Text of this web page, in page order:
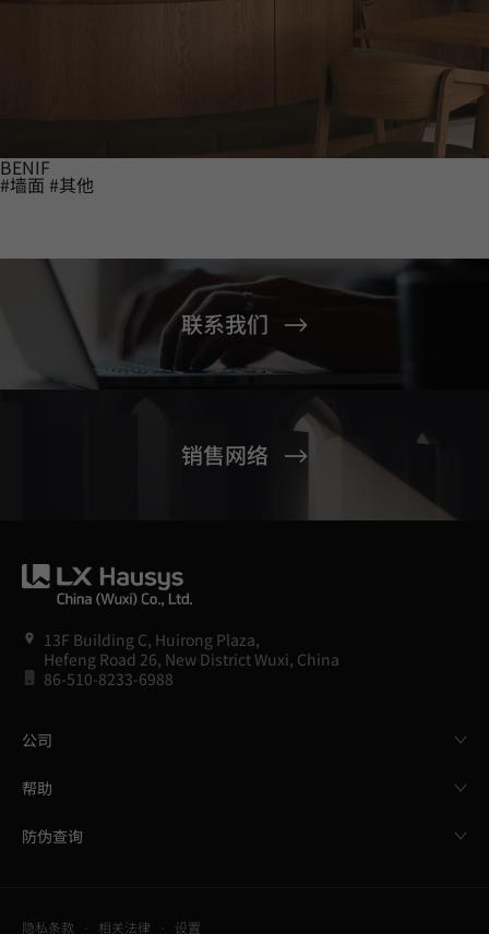
BENIF
#墙面 #其他
联系我们
销售网络
13F Building C, Huirong Plaza,
Hefeng Road 26, New District Wuxi, China
86-510-8233-6988
公司
帮助
防伪查询
隐私条款 相关法律 设置